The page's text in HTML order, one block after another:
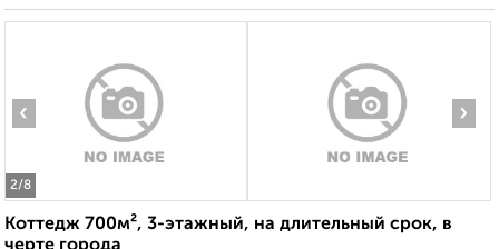
2/8
‹ ›
Коттедж 700м², 3-этажный, на длительный срок, в